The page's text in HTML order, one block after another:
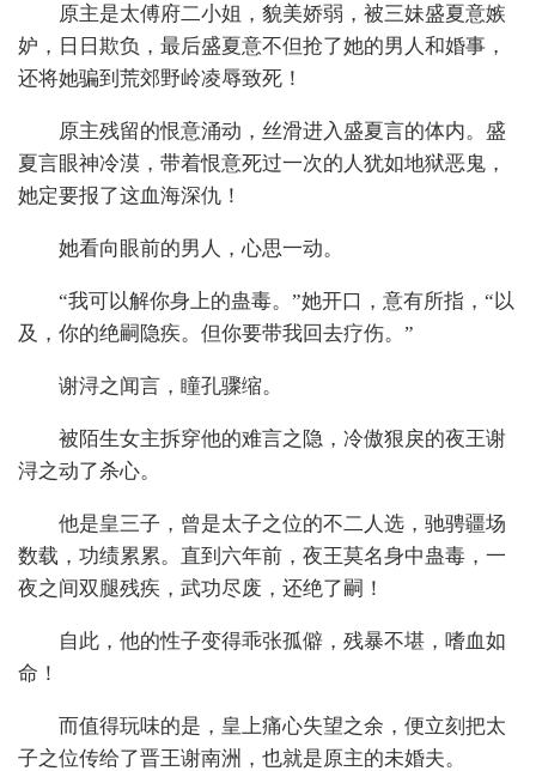
原主是太傅府二小姐，貌美娇弱，被三妹盛夏意嫉
妒，日日欺负，最后盛夏意不但抢了她的男人和婚事，
还将她骗到荒郊野岭凌辱致死！
原主残留的恨意涌动，丝滑进入盛夏言的体内。盛
夏言眼神冷漠，带着恨意死过一次的人犹如地狱恶鬼，
她定要报了这血海深仇！
她看向眼前的男人，心思一动。
“我可以解你身上的蛊毒。”她开口，意有所指，“以
及，你的绝嗣隐疾。但你要带我回去疗伤。”
谢浔之闻言，瞳孔骤缩。
被陌生女主拆穿他的难言之隐，冷傲狠戾的夜王谢
浔之动了杀心。
他是皇三子，曾是太子之位的不二人选，驰骋疆场
数载，功绩累累。直到六年前，夜王莫名身中蛊毒，一
夜之间双腿残疾，武功尽废，还绝了嗣！
自此，他的性子变得乖张孤僻，残暴不堪，嗜血如
命！
而值得玩味的是，皇上痛心失望之余，便立刻把太
子之位传给了晋王谢南洲，也就是原主的未婚夫。